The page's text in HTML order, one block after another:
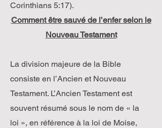
Corinthians 5:17).
Comment être sauvé de l’enfer selon le
Nouveau Testament
La division majeure de la Bible
consiste en l’Ancien et Nouveau
Testament. L’Ancien Testament est
souvent résumé sous le nom de « la
loi », en référence à la loi de Moise,